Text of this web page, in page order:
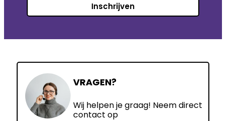
Inschrijven
VRAGEN?
Wij helpen je graag! Neem direct
contact op